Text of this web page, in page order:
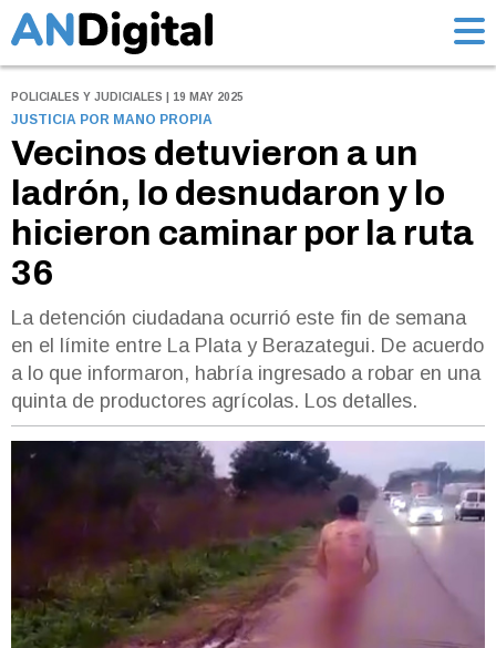
POLICIALES Y JUDICIALES | 19 MAY 2025
JUSTICIA POR MANO PROPIA
Vecinos detuvieron a un
ladrón, lo desnudaron y lo
hicieron caminar por la ruta
36
La detención ciudadana ocurrió este fin de semana
en el límite entre La Plata y Berazategui. De acuerdo
a lo que informaron, habría ingresado a robar en una
quinta de productores agrícolas. Los detalles.